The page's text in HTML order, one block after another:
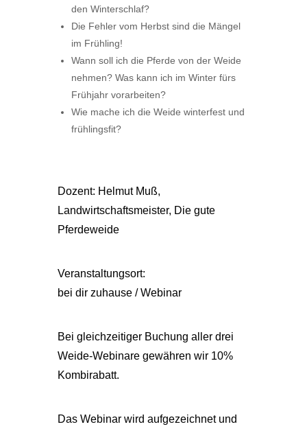
den Winterschlaf?
Die Fehler vom Herbst sind die Mängel
im Frühling!
Wann soll ich die Pferde von der Weide
nehmen? Was kann ich im Winter fürs
Frühjahr vorarbeiten?
Wie mache ich die Weide winterfest und
frühlingsfit?
Dozent: Helmut Muß,
Landwirtschaftsmeister, Die gute
Pferdeweide
Veranstaltungsort:
bei dir zuhause / Webinar
Bei gleichzeitiger Buchung aller drei
Weide-Webinare gewähren wir 10%
Kombirabatt.
Das Webinar wird aufgezeichnet und